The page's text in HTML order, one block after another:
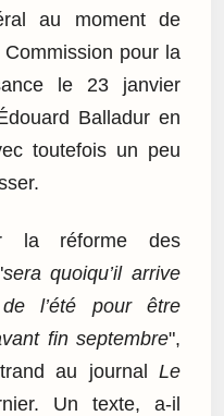
au moment de
pour la
le 23 janvier
Balladur en
toutefois un peu
la réforme des
sera quoiqu’il arrive
l’été pour être
fin septembre",
au journal Le
Un texte, a-il